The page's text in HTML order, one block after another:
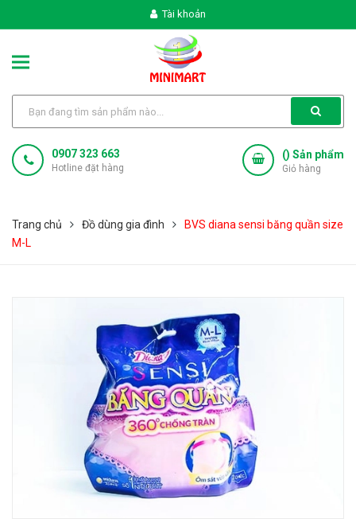
Tài khoản
0907 323 663
Hotline đặt hàng
() Sản phẩm
Giỏ hàng
Trang chủ Đồ dùng gia đình
BVS diana sensi băng quần size
M-L